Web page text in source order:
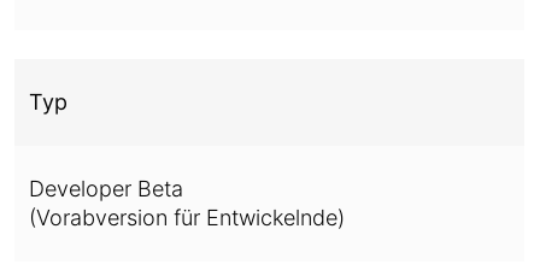
Typ
Developer Beta
(Vorabversion für Entwickelnde)